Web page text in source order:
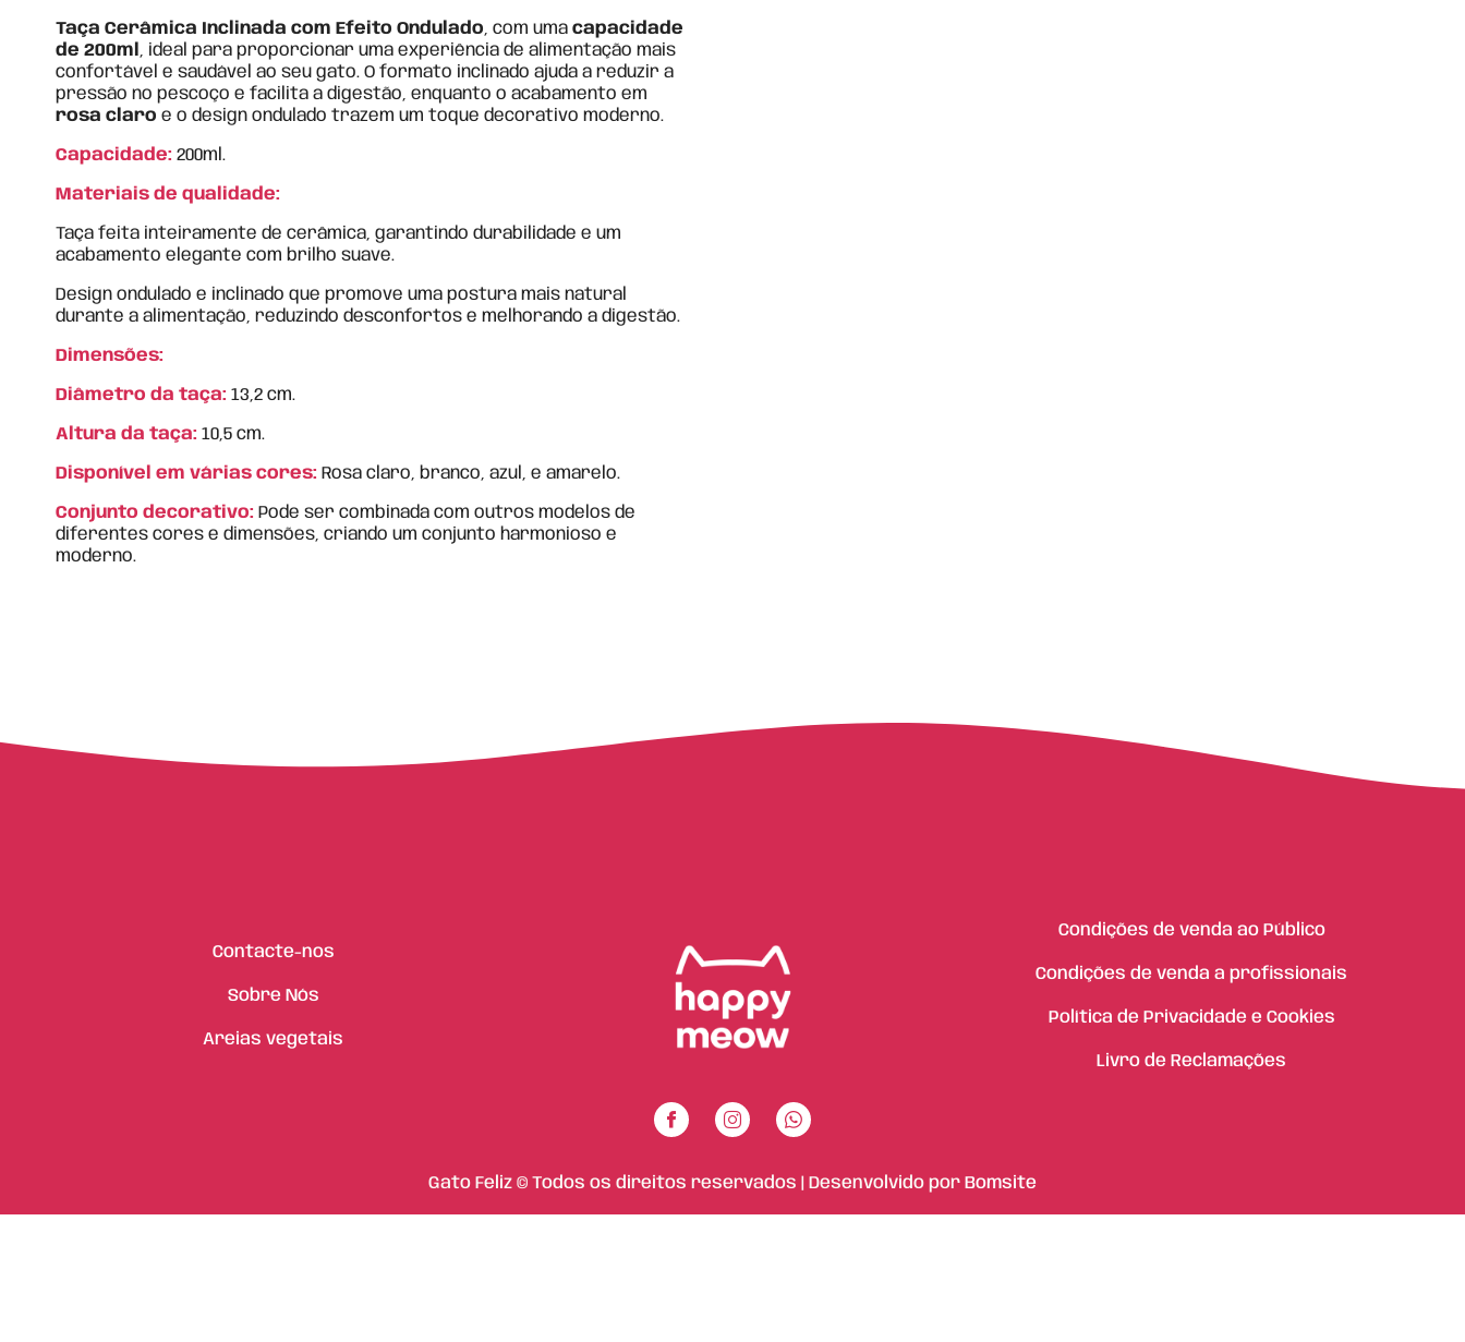
Taça Cerâmica Inclinada com Efeito Ondulado, com umacapacidade
de 200ml , ideal para proporcionar uma experiência de alimentação mais
confortável e saudável ao seu gato. O formato inclinado ajuda a reduzir a
pressão no pescoço e facilita a digestão, enquanto o acabamento em
rosa claro e o design ondulado trazem um toque decorativo moderno.
Capacidade: 200ml.
Materiais de qualidade:
Taça feita inteiramente de cerâmica, garantindo durabilidade e um
acabamento elegante com brilho suave.
Design ondulado e inclinado que promove uma postura mais natural
durante a alimentação, reduzindo desconfortos e melhorando a digestão.
Dimensões:
Diâmetro da taça: 13,2 cm.
Altura da taça: 10,5 cm.
Disponível em várias cores: Rosa claro, branco, azul, e amarelo.
Conjunto decorativo: Pode ser combinada com outros modelos de
diferentes cores e dimensões, criando um conjunto harmonioso e
moderno.
Contacte-nos
Sobre Nós
Areias vegetais
Condições de venda ao Público
Condições de venda a profissionais
Política de Privacidade e Cookies
Livro de Reclamações
Gato Feliz © Todos os direitos reservados | Desenvolvido por Bomsite